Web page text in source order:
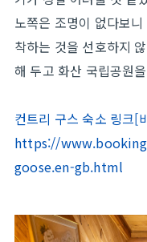
노쪽은 조명이 없다보
착하는 것을 선호하지
해 두고 화산 국립공원
컨트리 구스 숙소 링크[
https://
goose.en-gb.html